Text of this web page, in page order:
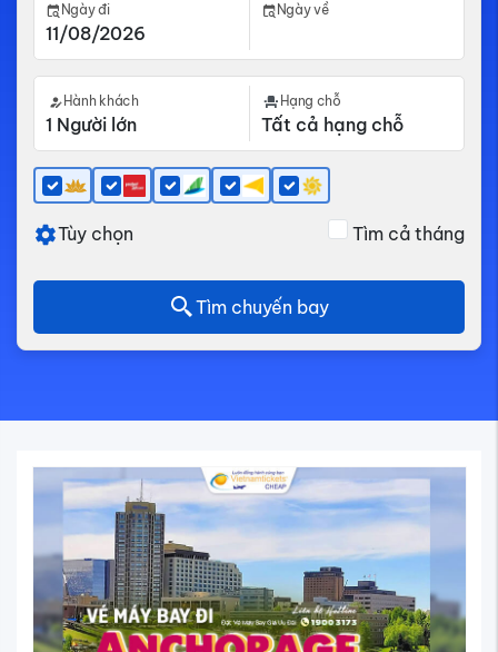
Ngày đi Ngày về
Hành khách Hạng chỗ
Tùy chọn Tìm cả tháng
Tìm chuyến bay